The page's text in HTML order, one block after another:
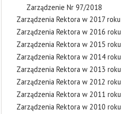
Zarządzenie Nr 97/2018
Zarządzenia Rektora w 2017 roku
Zarządzenia Rektora w 2016 roku
Zarządzenia Rektora w 2015 roku
Zarządzenia Rektora w 2014 roku
Zarządzenia Rektora w 2013 roku
Zarządzenia Rektora w 2012 roku
Zarządzenia Rektora w 2011 roku
Zarządzenia Rektora w 2010 roku